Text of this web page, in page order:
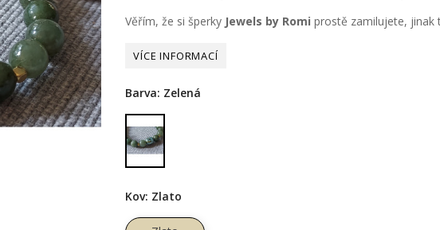
Věřím, že si šperky Jewels by Romi prostě zamilujete, jinak
Barva: Zelená
Zelená
Kov: Zlato